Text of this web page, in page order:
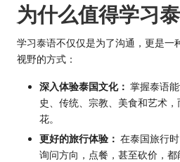
为什么值得学习
学习泰语不仅仅是为了沟通，更是一
视野的方式：
深入体验泰国文化： 掌握泰语
史、传统、宗教、美食和艺术
花。
更好的旅行体验： 在泰国旅行
询问方向，点餐，甚至砍价，